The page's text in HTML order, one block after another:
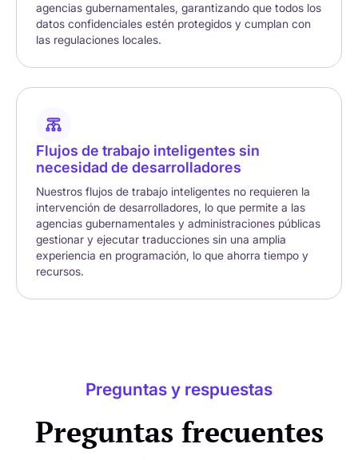
agencias gubernamentales, garantizando que todos los
datos confidenciales estén protegidos y cumplan con
las regulaciones locales.
Flujos de trabajo inteligentes sin
necesidad de desarrolladores
Nuestros flujos de trabajo inteligentes no requieren la
intervención de desarrolladores, lo que permite a las
agencias gubernamentales y administraciones públicas
gestionar y ejecutar traducciones sin una amplia
experiencia en programación, lo que ahorra tiempo y
recursos.
Preguntas y respuestas
Preguntas frecuentes